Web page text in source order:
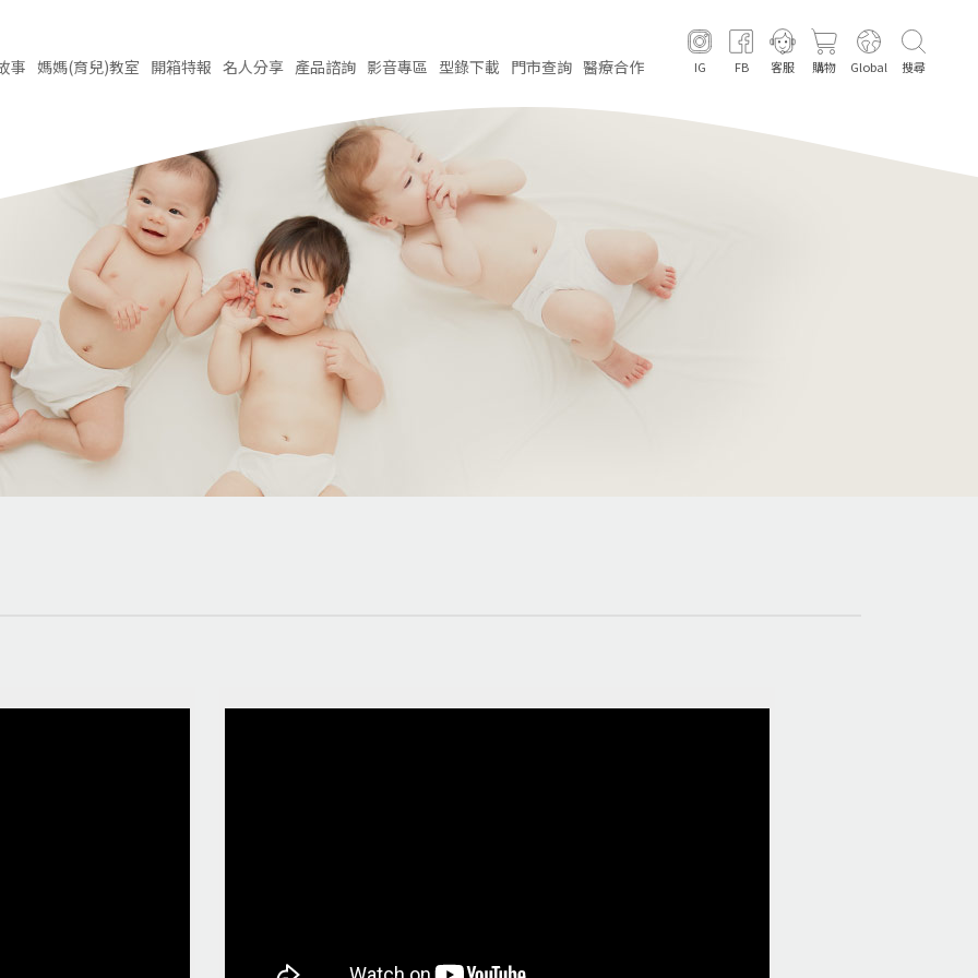
事 媽媽(育兒)教室 開箱特報 名人分享 產品諮詢 影音專區 型錄下載 門市查詢 醫療合作 IG FB 客服 購物 Global 搜尋